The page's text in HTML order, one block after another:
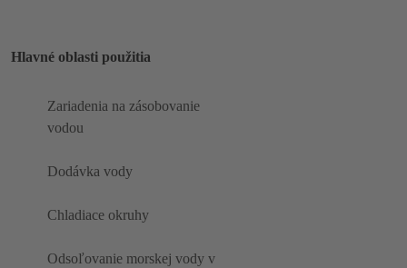
Hlavné oblasti použitia
Zariadenia na zásobovanie
vodou
Dodávka vody
Chladiace okruhy
Odsoľovanie morskej vody v